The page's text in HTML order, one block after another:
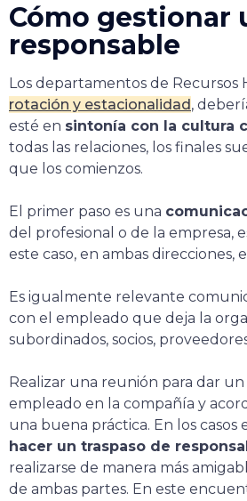
Cómo gestionar
responsable
Los departamentos de Recursos
rotación y estacionalidad ,
esté en sintonía con la cultura
todas las relaciones, los finales
que los comienzos.
El primer paso es una
del profesional o de la empresa,
este caso, en ambas direcciones,
Es igualmente relevante
con el empleado que deja la
subordinados, socios,
Realizar una reunión para dar
empleado en la compañía y
una buena práctica. En los casos
hacer un traspaso de
realizarse de manera más
de ambas partes. En este